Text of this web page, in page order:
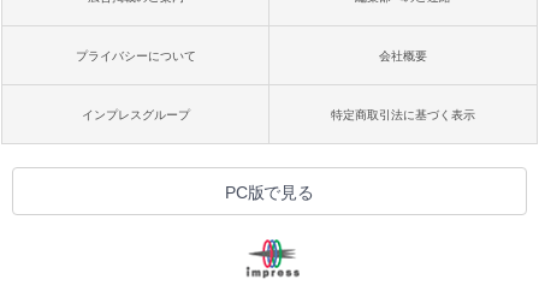
プライバシーについて 会社概要
インプレスグループ 特定商取引法に基づく表示
PC版で見る